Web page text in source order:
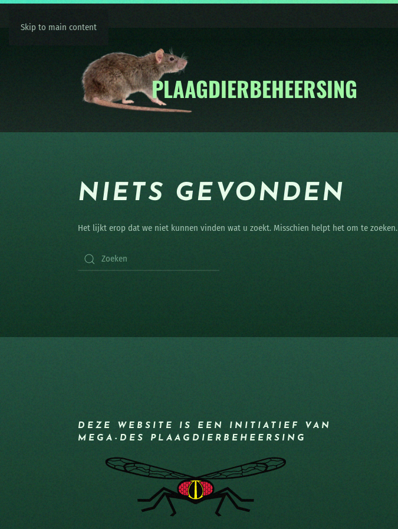
Skip to main content
NIETS GEVONDEN
Het lijkt erop dat we niet kunnen vinden wat u zoekt. Misschien helpt het om te zoeken.
DEZE WEBSITE IS EEN INITIATIEF VAN
MEGA-DES PLAAGDIERBEHEERSING